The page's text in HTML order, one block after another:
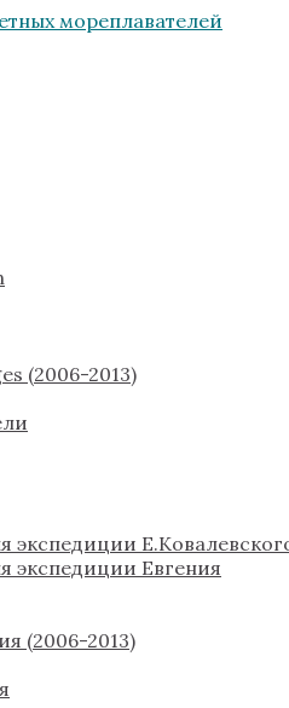
(2006-2013)
экспедиции
экспедиции Евгения
(2006-2013)